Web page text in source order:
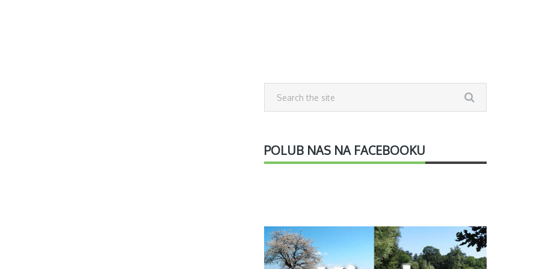
POLUB NAS NA FACEBOOKU